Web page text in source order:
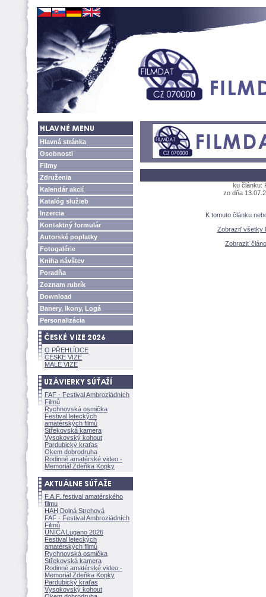
Hlavná stránka
Osobnosti
Filmy
Združenia
Kalendár akcií
Katalóg služieb
Inzercia
Kontaktný formulár
Autorské poplatky
Fotogalérie
Kniha návštev
Poradňa
Zoznam rubrík
Download
Banery, Ikony, Log
Personalizácia
O PŘEHLÍDCE
ČESKÉ VIZE
MALÉ VIZE
FAF - Festival Ambroziádních
Filmů
Rychnovská osmička
Festival leteckých
amatérských filmů
Střekovská kamera
Vysokovský kohout
Pardubický kraťas
Okem dobrodruha
Rodinné amatérské video -
Memoriál Zdeňka Kopky
F.A.F. festival amatérského
filmu
HAH Dolná Strehov
FAF - Festival Ambroziádních
Filmů
UNICA Lugano 2026
Festival leteckých
amatérských filmů
Rychnovská osmička
Střekovská kamera
Rodinné amatérské video -
Memoriál Zdeňka Kopky
Pardubický kraťas
Vysokovský kohout
ku článku:
zo dňa
K tomuto článku
Zobraziť všetky
Zobraziť